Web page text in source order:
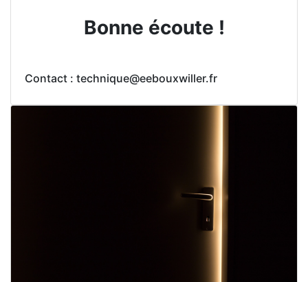
Bonne écoute !
Contact : technique@eebouxwiller.fr